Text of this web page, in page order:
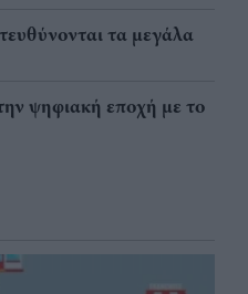
τα μεγάλα
ψηφιακή εποχή με το